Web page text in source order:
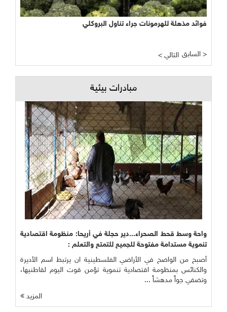
فوائد مذهلة للهرمونات جراء تناول البروكلي
< التالي السابق >
مبادرات بيئية
واحة وسط قحط الصحراء...دير حجلة في أريحا: منظومة اقتصادية
تنموية مستدامة مفتوحة للجميع للتمتع والتعلم :
أصبح من الواضح في الأراضي الفلسطينية ان يرتبط اسم الأديرة
والكنائس بمنظومة اقتصادية تنموية تؤمن قوت اليوم لقاطنيها،
وتضفي جواً مدهشاً ...
المزيد